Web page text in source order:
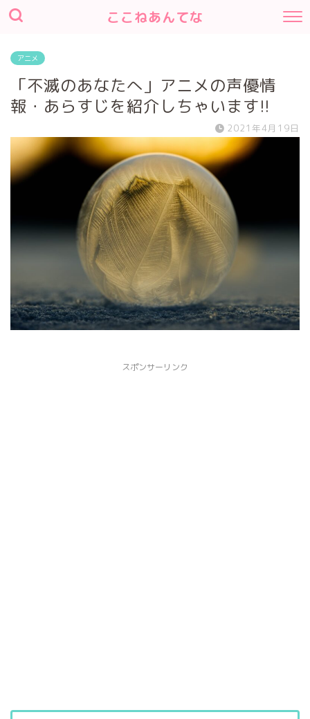
ここねあんてな
アニメ
「不滅のあなたへ」アニメの声優情
報・あらすじを紹介しちゃいます!!
2021年4月19日
スポンサーリンク